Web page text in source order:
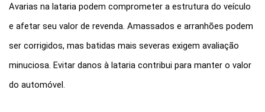
Avarias na lataria podem comprometer a estrutura do veículo
e afetar seu valor de revenda. Amassados e arranhões podem
ser corrigidos, mas batidas mais severas exigem avaliação
minuciosa. Evitar danos à lataria contribui para manter o valor
do automóvel.